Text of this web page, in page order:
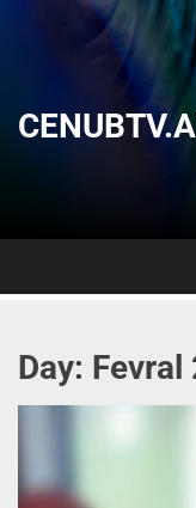
Day: Fevral